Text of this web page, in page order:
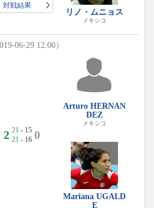
対戦結果
リノ・ムニョス
メキシコ
06-29 12:00）
2 21 - 15
21 - 16 0
Arturo HERNAN
DEZ
メキシコ
Mariana UGALD
E